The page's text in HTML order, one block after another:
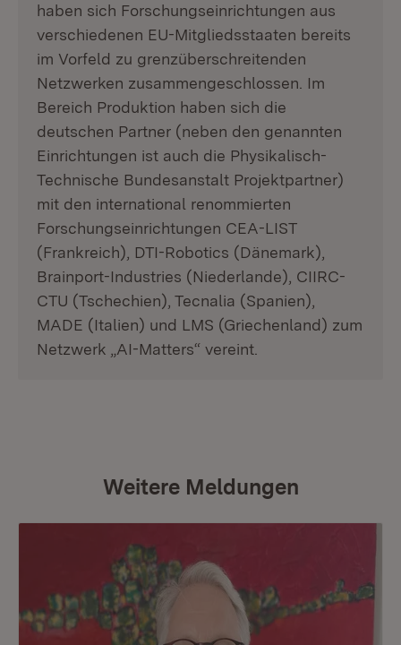
haben sich Forschungseinrichtungen aus
verschiedenen EU-Mitgliedsstaaten bereits
im Vorfeld zu grenzüberschreitenden
Netzwerken zusammengeschlossen. Im
Bereich Produktion haben sich die
deutschen Partner (neben den genannten
Einrichtungen ist auch die Physikalisch-
Technische Bundesanstalt Projektpartner)
mit den international renommierten
Forschungseinrichtungen CEA-LIST
(Frankreich), DTI-Robotics (Dänemark),
Brainport-Industries (Niederlande), CIIRC-
CTU (Tschechien), Tecnalia (Spanien),
MADE (Italien) und LMS (Griechenland) zum
Netzwerk „AI-Matters“ vereint.
Weitere Meldungen